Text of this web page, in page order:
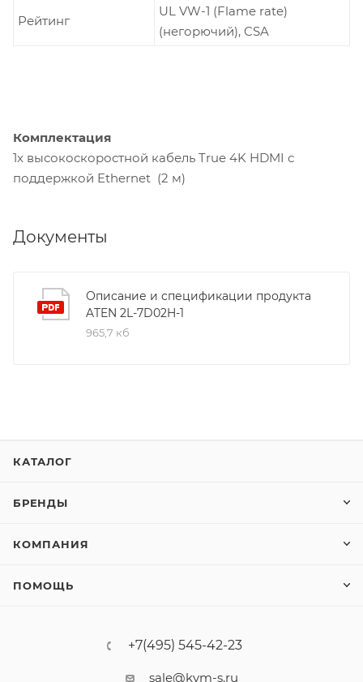
Рейтинг
UL VW-1 (Flame rate)
(негорючий), CSA
Комплектация
1x высокоскоростной кабель True 4K HDMI с
поддержкой Ethernet (2 м)
Документы
Описание и спецификации продукта
ATEN 2L-7D02H-1
965,7 кб
КАТАЛОГ
БРЕНДЫ
КОМПАНИЯ
ПОМОЩЬ
+7(495) 545-42-23
sale@kvm-s.ru